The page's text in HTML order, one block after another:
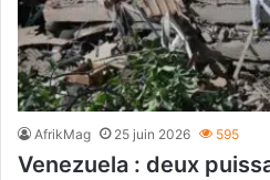
AfrikMag 25 juin 2026 595
Venezuela : deux